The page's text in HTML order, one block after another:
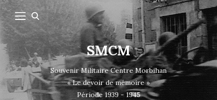
SMCM
Souvenir Militaire Centre Morbihan
« Le devoir de mémoire »
Période 1939 - 1945